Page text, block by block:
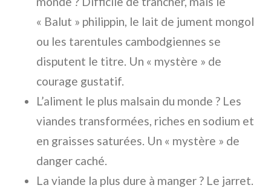
« Balut » philippin, le lait de jument mongol
ou les tarentules cambodgiennes se
disputent le titre. Un « mystère » de
courage gustatif.
L’aliment le plus malsain du monde ? Les
viandes transformées, riches en sodium et
en graisses saturées. Un « mystère » de
danger caché.
La viande la plus dure à manger ? Le jarret.